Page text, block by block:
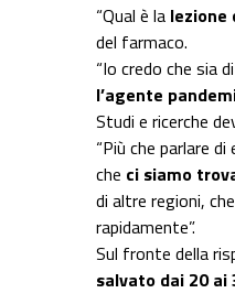
“Qual è la lezione
del farmaco.
“Io credo che sia
l’agente
Studi e ricerche
“Più che parlare
che ci siamo
di altre regioni, che
rapidamente”.
Sul fronte della
salvato dai 20